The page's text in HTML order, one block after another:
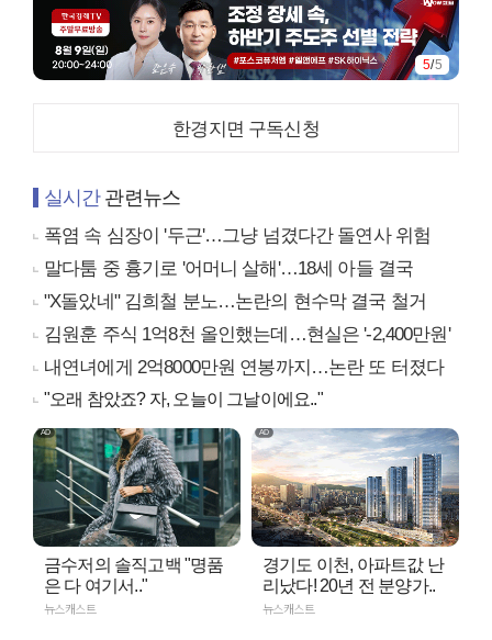
5/5
한경지면 구독신청
실시간관련뉴스
폭염 속 심장이 '두근'…그냥 넘겼다간 돌연사 위험
말다툼 중 흉기로 '어머니 살해'…18세 아들 결국
"X돌았네" 김희철 분노…논란의 현수막 결국 철거
김원훈 주식 1억8천 올인했는데…현실은 '-2,400만원'
내연녀에게 2억8000만원 연봉까지…논란 또 터졌다
"오래 참았죠? 자, 오늘이 그날이에요.."
금수저의 솔직고백 "명품
은 다 여기서.."
뉴스캐스트
경기도 이천, 아파트값 난
리났다! 20년 전 분양가..
뉴스캐스트